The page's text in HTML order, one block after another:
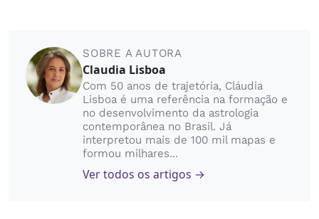
SOBRE A AUTORA
Claudia Lisboa
Com 50 anos de trajetória, Cláudia
Lisboa é uma referência na formação e
no desenvolvimento da astrologia
contemporânea no Brasil. Já
interpretou mais de 100 mil mapas e
formou milhares...
Ver todos os artigos →